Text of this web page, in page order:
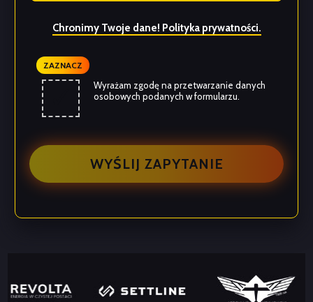
Chronimy Twoje dane! Polityka prywatności.
ZAZNACZ
Wyrażam zgodę na przetwarzanie danych
osobowych podanych w formularzu.